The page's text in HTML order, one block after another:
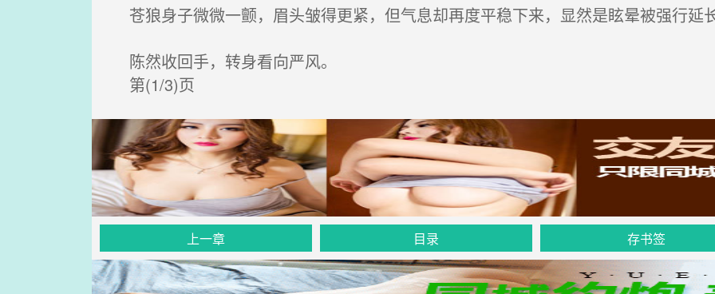
苍狼身子微微一颤，眉头皱得更紧，但气息却再度平稳下来，显然是眩晕被强行延长
陈然收回手，转身看向严风。
第(1/3)页
上一章 目录 存书签